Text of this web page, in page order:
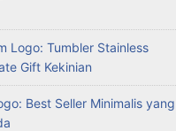
Logo: Tumbler Stainless
Gift Kekinian
Best Seller Minimalis yang